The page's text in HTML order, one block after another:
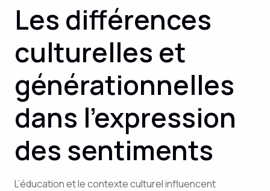
Les différences
culturelles et
générationnelles
dans l’expression
des sentiments
L’éducation et le contexte culturel influencent